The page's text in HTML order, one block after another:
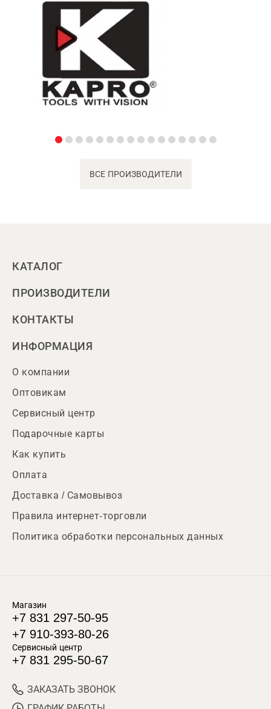
ВСЕ ПРОИЗВОДИТЕЛИ
КАТАЛОГ
ПРОИЗВОДИТЕЛИ
КОНТАКТЫ
ИНФОРМАЦИЯ
О компании
Оптовикам
Сервисный центр
Подарочные карты
Как купить
Оплата
Доставка / Самовывоз
Правила интернет-торговли
Политика обработки персональных данных
Магазин
+7 831 297-50-95
+7 910-393-80-26
Сервисный центр
+7 831 295-50-67
ЗАКАЗАТЬ ЗВОНОК